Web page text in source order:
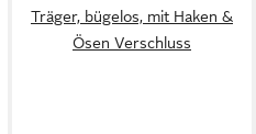
Träger, bügelos, mit Haken &
Ösen Verschluss